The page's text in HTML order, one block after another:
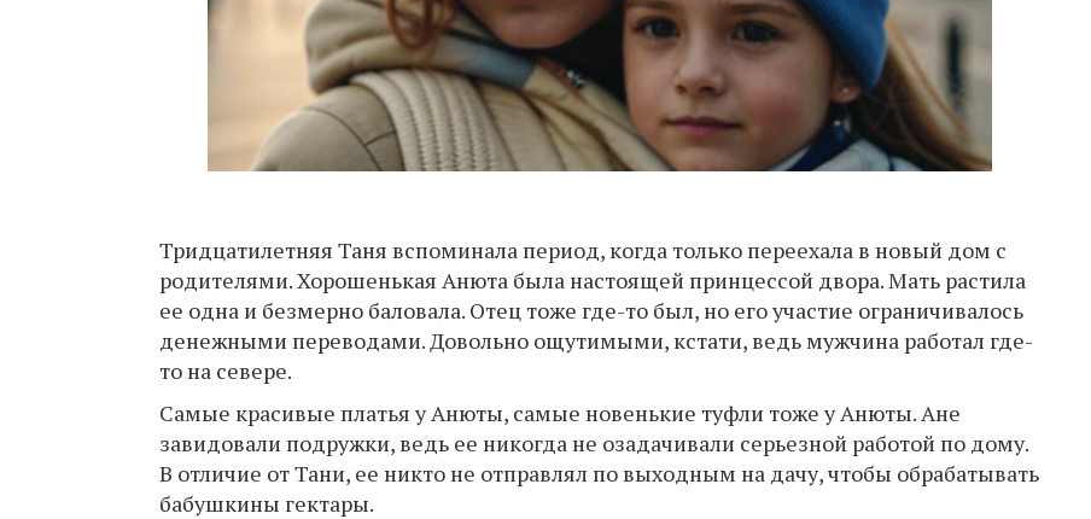
Тридцатилетняя Таня вспоминала период, когда только переехала в новый дом с
родителями. Хорошенькая Анюта была настоящей принцессой двора. Мать растила
ее одна и безмерно баловала. Отец тоже где-то был, но его участие ограничивалось
денежными переводами. Довольно ощутимыми, кстати, ведь мужчина работал где-
то на севере.
Самые красивые платья у Анюты, самые новенькие туфли тоже у Анюты. Ане
завидовали подружки, ведь ее никогда не озадачивали серьезной работой по дому.
В отличие от Тани, ее никто не отправлял по выходным на дачу, чтобы обрабатывать
бабушкины гектары.